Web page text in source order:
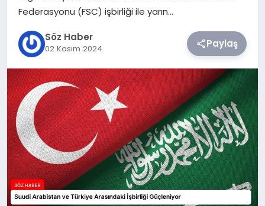
SIYASET
YAŞAM
Federasyonu (FSC) işbirliği ile yarın…
Söz Haber
02 Kasım 2024 Paylaş